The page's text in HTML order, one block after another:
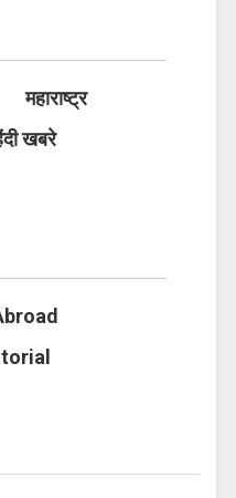
महाराष्ट्र
खबरे